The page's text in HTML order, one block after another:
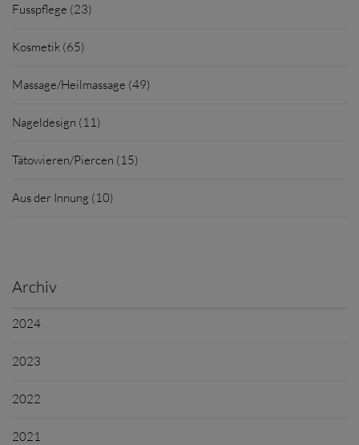
Fusspflege (23)
Kosmetik (65)
Massage/Heilmassage (49)
Nageldesign (11)
Tätowieren/Piercen (15)
Aus der Innung (10)
Archiv
2024
2023
2022
2021